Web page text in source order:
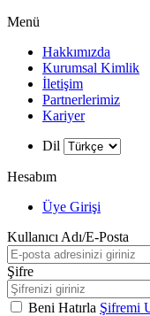
Menü
Hakkımızda
Kurumsal Kimlik
İletişim
Partnerlerimiz
Kariyer
Dil
Hesabım
Üye Girişi
Kullanıcı Adı/E-Posta
Şifre
Beni Hatırla Şifremi